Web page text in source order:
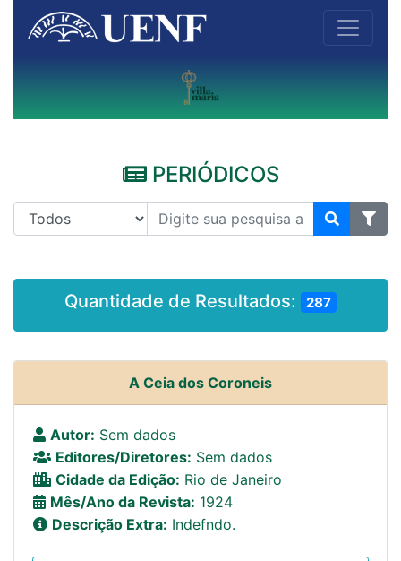
PERIÓDICOS
Quantidade de Resultados: 287
A Ceia dos Coroneis
Autor: Sem dados
Editores/Diretores: Sem dados
Cidade da Edição: Rio de Janeiro
Mês/Ano da Revista: 1924
Descrição Extra: Indefndo.